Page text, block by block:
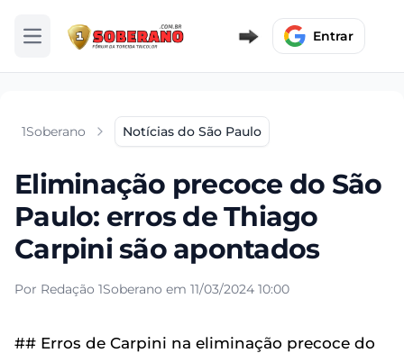
Abrir menu Entrar
1Soberano Notícias do São Paulo
Eliminação precoce do São
Paulo: erros de Thiago
Carpini são apontados
Por Redação 1Soberano em 11/03/2024 10:00
## Erros de Carpini na eliminação precoce do